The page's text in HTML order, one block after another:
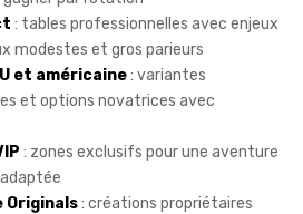
: tables professionnelles avec enjeux
modestes et gros parieurs
et américaine: variantes
et options novatrices avec
: zones exclusifs pour une aventure
Originals: créations propriétaires